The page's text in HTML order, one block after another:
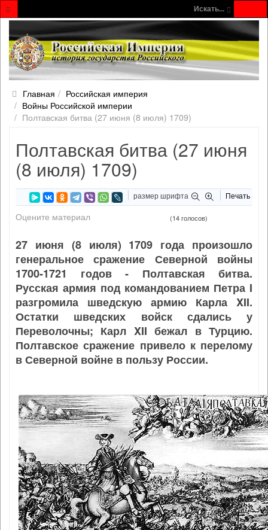
Искать...
Главная
Российская империя
Войны Российской империи
Полтавская битва (27 июня (8 июля) 1709)
Полтавская битва (27 июня
(8 июля) 1709)
размер шрифта Печать
Оцените материал (14 голосов)
27 июня (8 июля) 1709 года произошло
генеральное сражение Северной войны
1700-1721 годов - Полтавская битва.
Русская армия под командованием Петра I
разгромила шведскую армию Карла XII.
Остатки шведских войск сдались у
Переволочны; Карл XII бежал в Турцию.
Полтавское сражение привело к перелому
в Северной войне в пользу России.